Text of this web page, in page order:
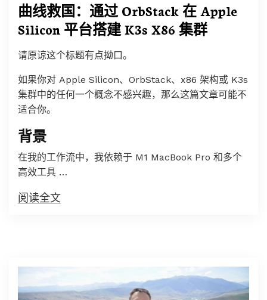
曲线救国：通过 OrbStack 在 Apple
Silicon 平台搭建 K3s X86 集群
请原谅这个标题有点拗口。
如果你对 Apple Silicon、OrbStack、x86 架构或 K3s
集群中的任何一个概念不感兴趣，那么这篇文章可能不
适合你。
背景
在我的工作流中，我依赖于 M1 MacBook Pro 和多个
高效工具 …
阅读全文